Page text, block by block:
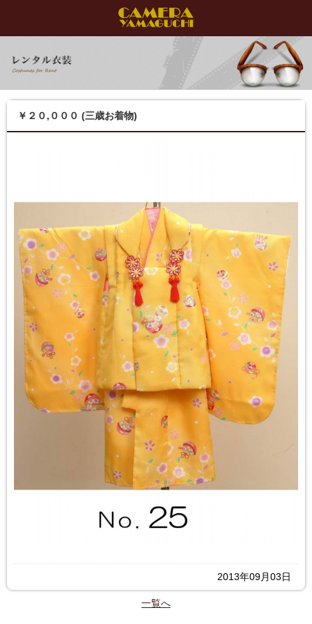
￥２０,０００ (三歳お着物)
2013年09月03日
一覧へ